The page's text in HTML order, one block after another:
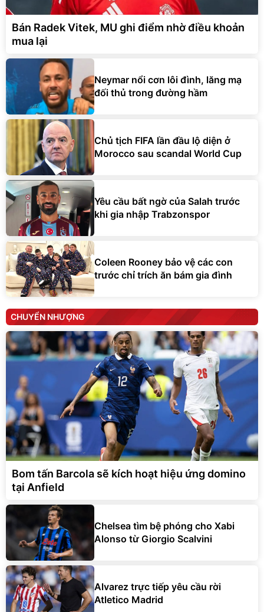
Bán Radek Vitek, MU ghi điểm nhờ điều khoản
mua lại
Neymar nổi cơn lôi đình, lăng mạ
đối thủ trong đường hầm
Chủ tịch FIFA lần đầu lộ diện ở
Morocco sau scandal World Cup
Yêu cầu bất ngờ của Salah trước
khi gia nhập Trabzonspor
Coleen Rooney bảo vệ các con
trước chỉ trích ăn bám gia đình
CHUYỂN NHƯỢNG
Bom tấn Barcola sẽ kích hoạt hiệu ứng domino
tại Anfield
Chelsea tìm bệ phóng cho Xabi
Alonso từ Giorgio Scalvini
Alvarez trực tiếp yêu cầu rời
Atletico Madrid